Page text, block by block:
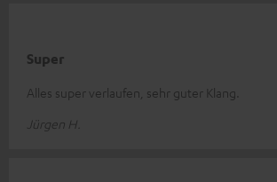
Super
Alles super verlaufen, sehr guter Klang.
Jürgen H.